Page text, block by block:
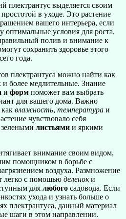
плектрантус выделяется своим
в уходе. Это растение
вашего интерьера, если
оптимальные условия для роста.
полив и внимание к
сохранить здоровье этого
года.
плектрантуса можно найти как
более медлительные. Знание
и форм поможет вам выбрать
для вашего дома. Важно
влажность, температура и
чувствовало себя
листьями и яркими
внимание своим видом,
помощником в борьбе с
воздуха. Размножение
легко с помощью деленоки
для любого садовода. Если
ухода и узнать больше о
плектрантуса, данный материал
шаги в этом направлении.